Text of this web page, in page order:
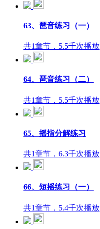
63、琶音练习（一）
共1章节，5.5千次播放
64、琶音练习（二）
共1章节，5.5千次播放
65、摇指分解练习
共1章节，6.3千次播放
66、短摇练习（一）
共1章节，5.4千次播放